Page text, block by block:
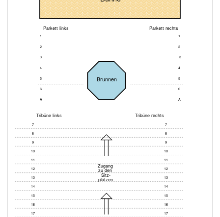
Brunnen
Parkett links Parkett rechts
Tribüne links Tribüne rechts
1
2
3
4
5
6
A
7
8
9
10
11
12
13
14
15
16
17
1
2
3
4
5
6
A
7
8
9
10
11
12
13
14
15
16
17
Zugang
zu den
Sitz-
plätzen